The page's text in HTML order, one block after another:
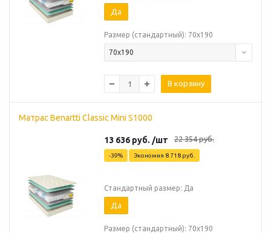
Да
Размер (стандартный): 70х190
70х190
В корзину
Матрас Benartti Classic Mini S1000
13 636 руб. /шт 22 354руб.
-39% Экономия 8 718 руб.
Стандартный размер: Да
Да
Размер (стандартный): 70х190